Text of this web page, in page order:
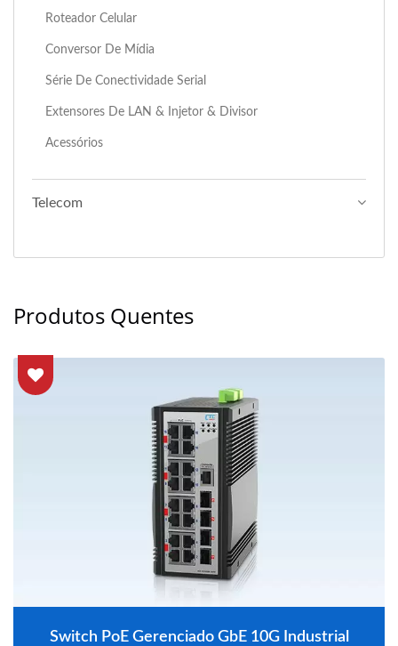
Roteador Celular
Conversor De Mídia
Série De Conectividade Serial
Extensores De LAN & Injetor & Divisor
Acessórios
Telecom
Produtos Quentes
Switch PoE Gerenciado GbE 10G Industrial